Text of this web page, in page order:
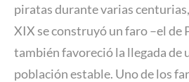
piratas durante varias
XIX se construyó un faro –el de
también favoreció la llegada de
población estable. Uno de los